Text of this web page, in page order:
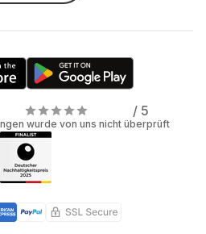
/ 5
wurde von uns nicht überprüft